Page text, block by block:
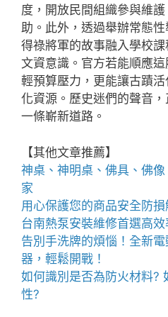
度，開放民間組織參與維
助。此外，透過舉辦常態
得祿將軍的故事融入學校
文資意識。官方若能順應
輕預算壓力，更能讓古蹟
化資源。歷史迷們的聲音，
一條嶄新道路。
【其他文章推薦】
神桌、 神明桌 、 佛具 、佛
家
用心保護您的商品安全防
台南熱泵安裝維修首選高
告別手洗牌的煩惱！全新
器，輕鬆開戰！
如何識別是否為防火材料?
性?